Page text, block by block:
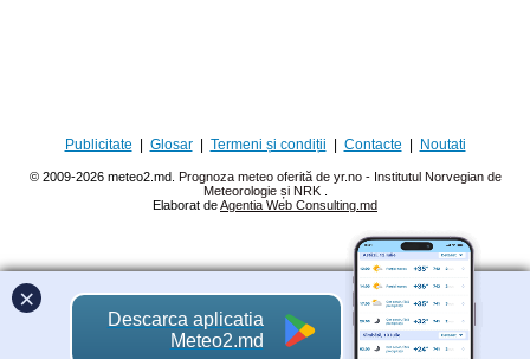
Publicitate Glosar| Termeni și condiții Contacte Noutati
© 2009-2026 meteo2.md. Prognoza meteo oferită de yr.no - Institutul Norvegian de
Meteorologie și NRK
Elaborat deAgentia Web Consulting.md
×
Descarca aplicatia
Meteo2.md